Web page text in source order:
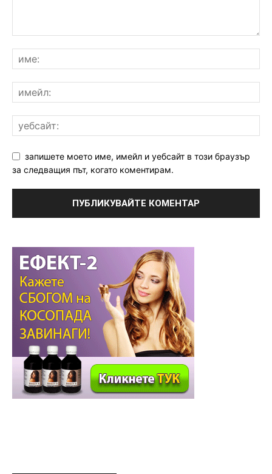
запишете моето име, имейл и уебсайт в този браузър
за следващия път, когато коментирам.